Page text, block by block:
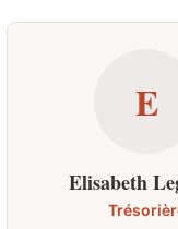
E
Elisabeth